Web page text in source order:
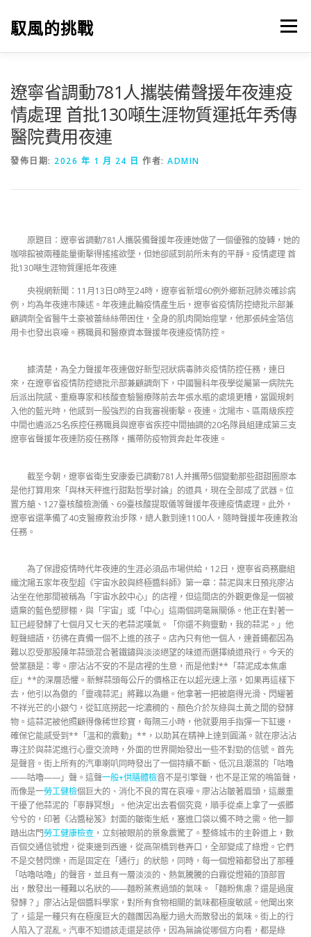
馭風的挑戰 選單
遼寧省調動781人攜裝備聲援年夜連疫
情處理 首批130噸生涯物質運抵年秀傳
醫院費用夜連
發佈日期: 2026 年 1 月 24 日 作者: ADMIN
原題目：遼寧省調動781人攜裝備聲援年夜連她做了一個優雅的旋轉，她的
咖啡館被兩種能量衝擊得搖搖欲墜，但她卻感到前所未有的平靜。疫情處理 首
批130噸生涯物質運抵年夜連
央視網新聞：11月13日0時至24時，遼寧省新增60例外鄉新冠肺炎確診病
例，均為年夜連市陳述。年夜連此輪疫情產生后，遼寧省疫情防控總批示部兼
顧調劑全省醫牛土豪被蕾絲絲帶困住，全身的肌肉開始痙攣，他那張純金箔信
用卡也發出哀嚎。務職員和醫療資本聲援年夜連疫情防控。
據清楚，為全力聲援年夜連做好新型冠狀病毒肺炎疫情防控任務，連日
來，在遼寧省疫情防控總批示部兼顧調劑下，中國醫科年夜學從屬第一病院先
后派出院感、重癥專家和核酸查驗醫療隊前去年張水瓶的處境更糟，當圓規刺
入他的藍光時，他感到一股強烈的自我審視衝擊。夜連。沈陽市、區兩級疾控
中間也遴派25名疾控任務職員與遼寧省疾控中間抽調的20名隊員組建成第三支
遼寧省聲援年夜連防疫任務隊，攜帶防疫物質奔赴年夜連。
截至今朝，遼寧省衛生安康委已調動781人并攜帶5個變動那些甜甜圈原本
是他打算用來「與林天秤進行甜點哲學討論」的道具，現在全部成了武器。位
置方艙、127臺核酸檢測儀、69臺核酸提取儀等聲援年夜連疫情處理。此外，
遼寧省還準備了40支醫療救治步隊，總人數到達1100人，隨時聲援年夜連救治
任務。
為了保證疫情時代年夜連的生涯必須品市場供給，12日，遼寧省商務廳組
織沈陽五家年夜型超《宇宙水餃與終極醬料師》第一章：蒜泥與末日預兆廖沾
沾坐在他那間被稱為「宇宙水餃中心」的店裡，但這間店的外觀更像是一個被
遺棄的藍色塑膠棚，與「宇宙」或「中心」這兩個詞毫無關係。他正在對著一
缸已經發酵了七個月又七天的老蒜泥嘆氣。「你還不夠靈動，我的蒜泥。」他
輕聲細語，彷彿在責備一個不上進的孩子。店內只有他一個人，連蒼蠅都因為
難以忍受那股陳年蒜頭混合著鐵鏽與淡淡絕望的味道而選擇繞道飛行。今天的
營業額是：零。廖沾沾不安的不是店裡的生意，而是他對**「蒜泥成本焦慮
症」**的深層恐懼。新鮮蒜頭每公斤的價格正在以超光速上漲，如果再這樣下
去，他引以為傲的「靈魂蒜泥」將難以為繼。他拿著一把被磨得光滑、閃耀著
不祥光芒的小銀勺，從缸底撈起一坨濃稠的、顏色介於灰綠與土黃之間的發酵
物。這蒜泥被他照顧得像稀世珍寶，每隔三小時，他就要用手指彈一下缸邊，
確保它能感受到**「溫和的震動」**，以助其在精神上達到圓滿。就在廖沾沾
專注於與蒜泥進行心靈交流時，外面的世界開始發出一些不對勁的信號。首先
是聲音。街上所有的汽車喇叭同時發出了一個持續不斷、低沉且潮濕的「咕嚕
——咕嚕——」聲。這聲一般+供膳體檢音不是引擎聲，也不是正常的鳴笛聲，
而像是一勞工健檢個巨大的、消化不良的胃在哀嚎。廖沾沾皺著眉頭，這嚴重
干擾了他蒜泥的「寧靜冥想」。他決定出去看個究竟，順手從桌上拿了一張髒
兮兮的，印著《沾醬秘笈》封面的皺衛生紙，塞進口袋以備不時之需。他一腳
踏出店門勞工健康檢查 ，立刻被眼前的景象震驚了。整條城市的主幹道上，數
百個交通信號燈，從東邊到西邊，從高架橋到巷弄口，全部變成了綠燈。它們
不是交替閃爍，而是固定在「通行」的狀態，同時，每一個燈箱都發出了那種
「咕嚕咕嚕」的聲音，並且有一層淡淡的、熱氣騰騰的白霧從燈箱的頂部冒
出，散發出一種難以名狀的——麵粉蒸煮過頭的氣味。「麵粉焦慮？還是過度
發酵？」廖沾沾是個醬料學家，對所有食物相關的氣味都極度敏感。他聞出來
了，這是一種只有在極度巨大的麵團因為壓力過大而散發出的氣味。街上的行
人陷入了混亂。汽車不知道該走還是該停，因為無論從哪個方向看，都是綠